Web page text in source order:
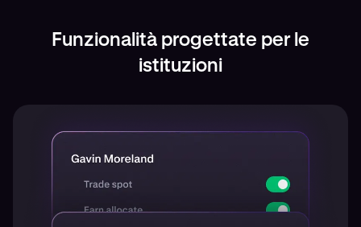
Funzionalità progettate per le
istituzioni